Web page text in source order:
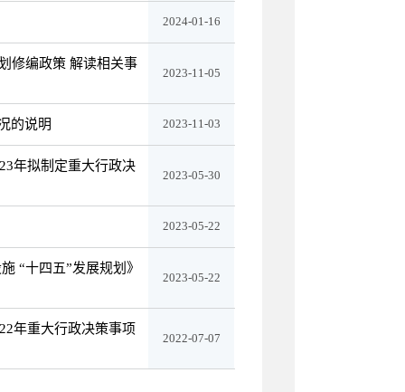
2024-01-16
修编政策 解读相关事
2023-11-05
的说明 2023-11-03
年拟制定重大行政决
2023-05-30
2023-05-22
“十四五”发展规划》
2023-05-22
年重大行政决策事项
2022-07-07